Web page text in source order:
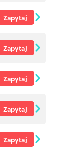
Zapytaj
Zapytaj
Zapytaj
Zapytaj
Zapytaj